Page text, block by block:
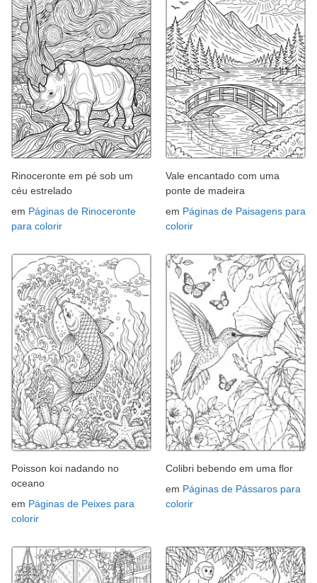
Rinoceronte em pé sob um
céu estrelado
em Páginas de Rinoceronte
para colorir
Vale encantado com uma
ponte de madeira
em Páginas de Paisagens para
colorir
Poisson koi nadando no
oceano
em Páginas de Peixes para
colorir
Colibri bebendo em uma flor
em Páginas de Pássaros para
colorir